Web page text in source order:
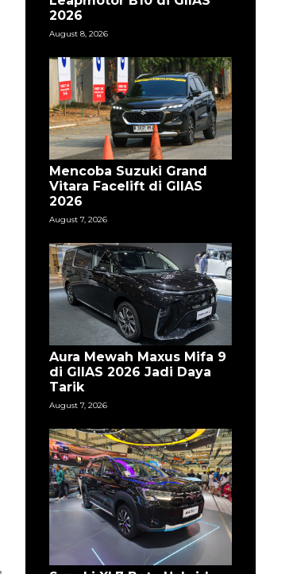
2026
August 8, 2026
Mencoba Suzuki Grand
Vitara Facelift di GIIAS
2026
August 7, 2026
Aura Mewah Maxus Mifa 9
di GIIAS 2026 Jadi Daya
Tarik
August 7, 2026